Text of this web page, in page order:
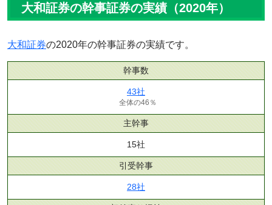
大和証券の幹事証券の実績（2020年）
大和証券の2020年の幹事証券の実績です。
幹事数
43社
全体の46％
主幹事
15社
引受幹事
28社